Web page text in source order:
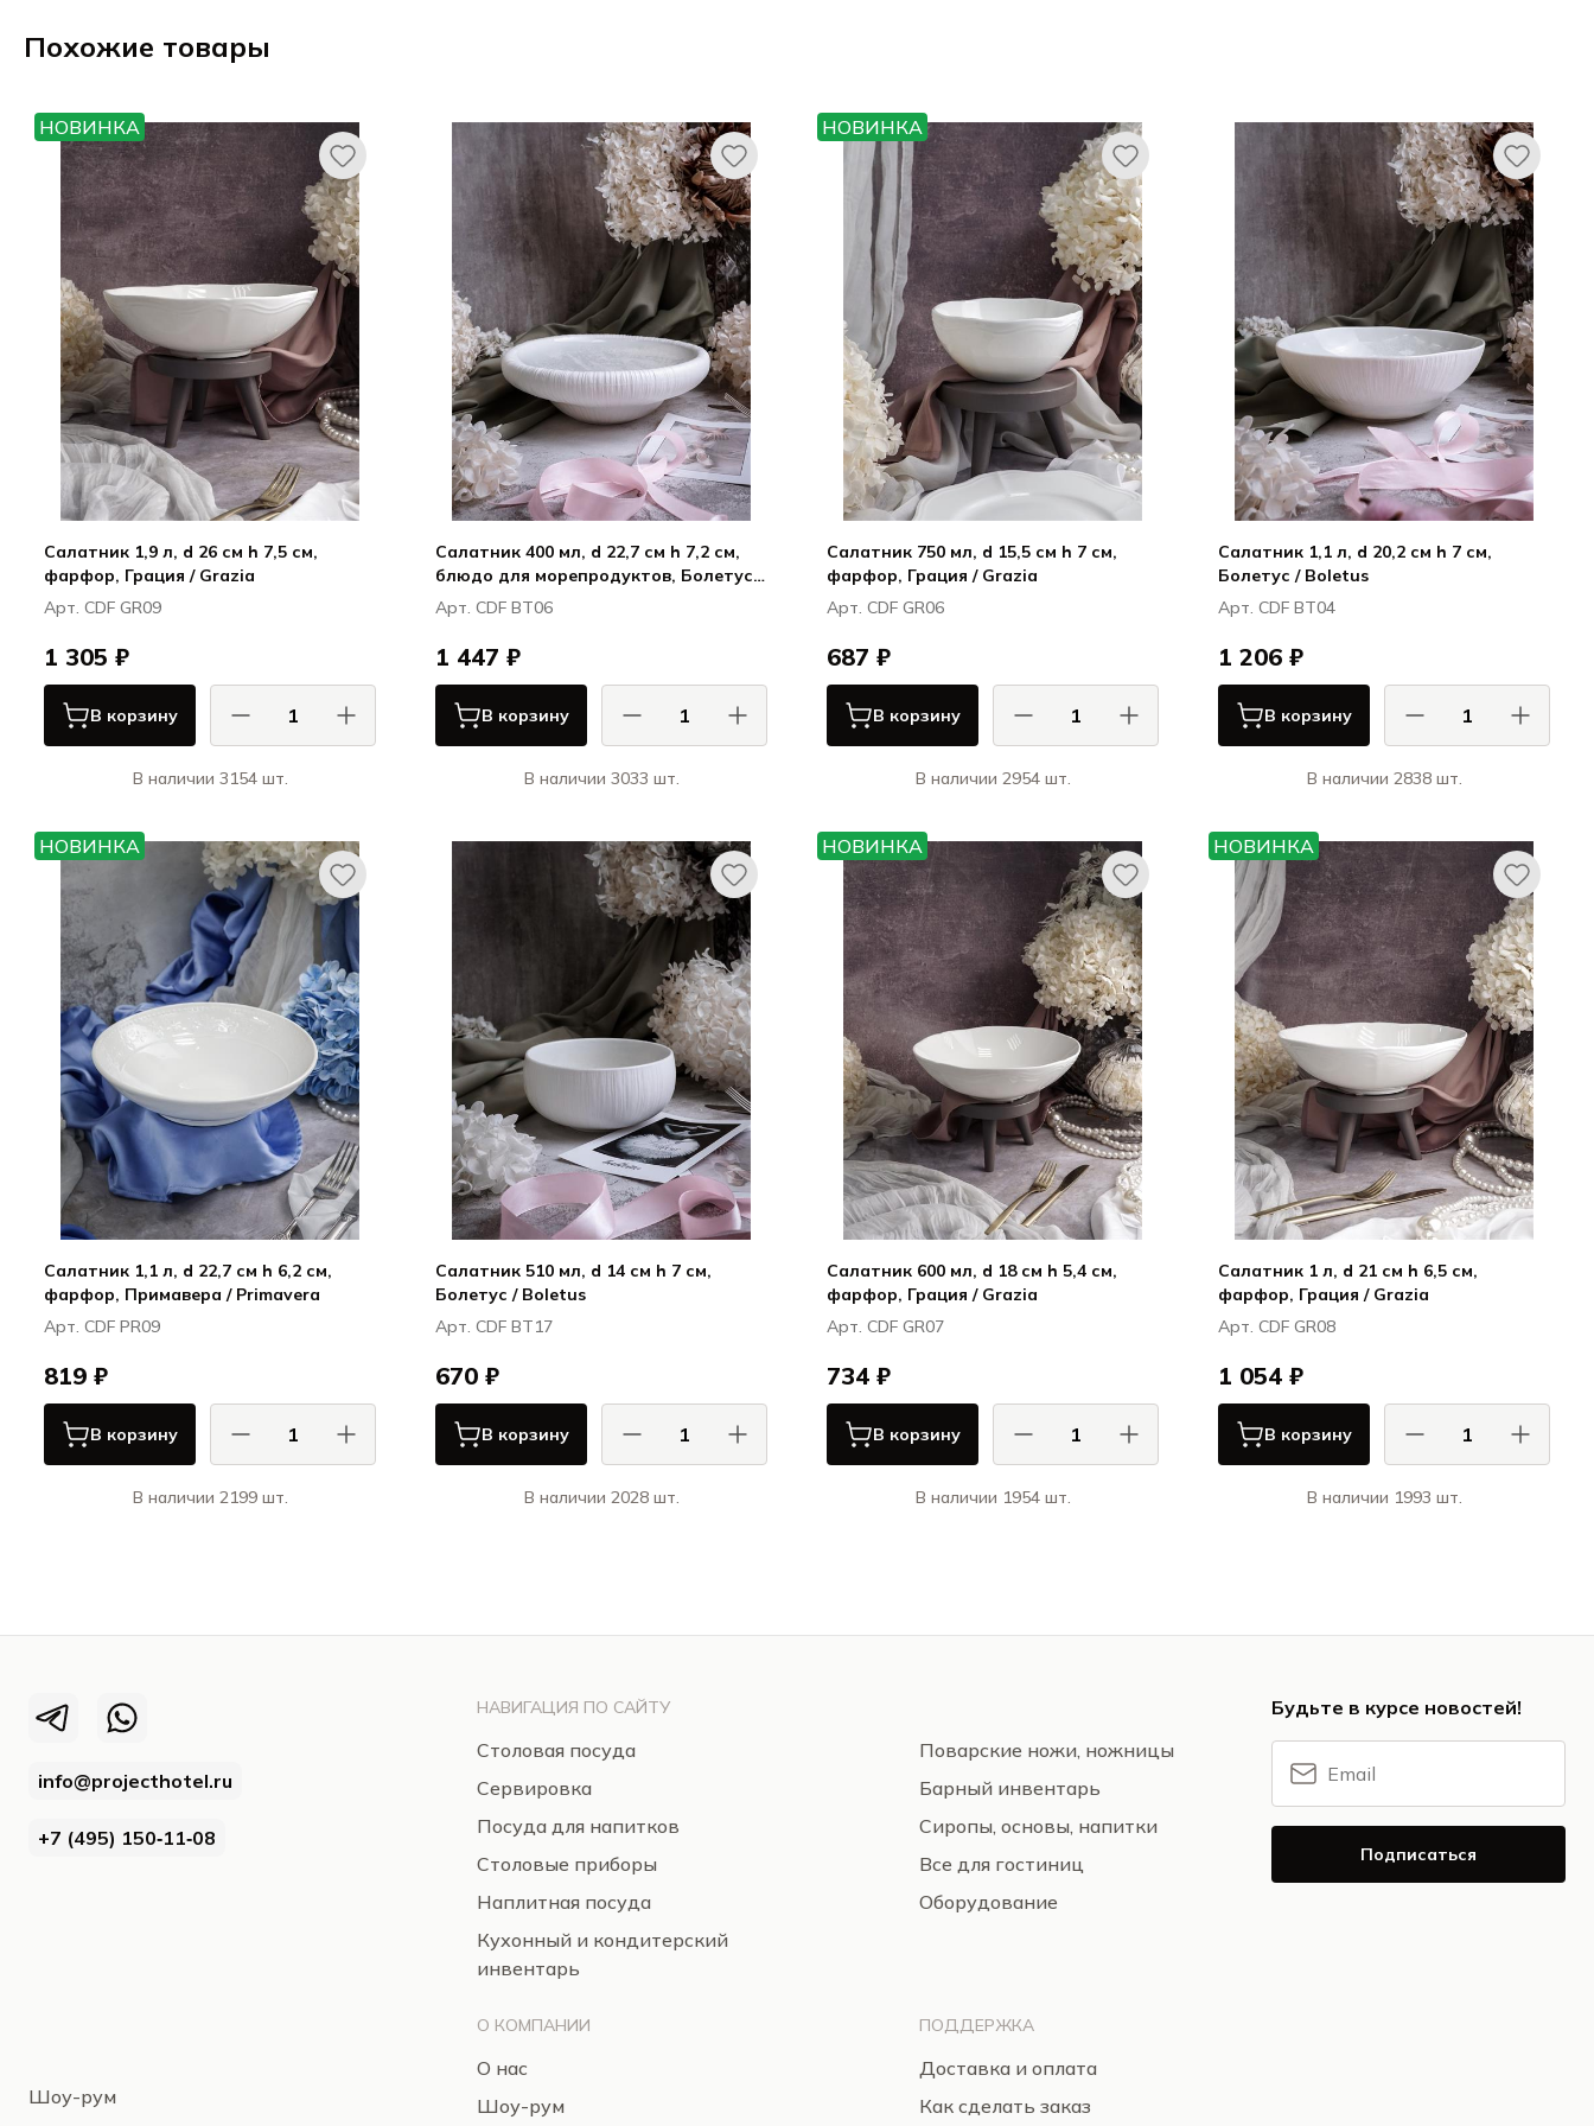
Похожие товары
НОВИНКА
Салатник 1,9 л, d 26 см h 7,5 см,
фарфор, Грация / Grazia
Арт. CDF GR09
1 305 ₽
В корзину
В наличии 3154 шт.
Грация / Grazia
Салатник 400 мл, d 22,7 см h 7,2 см,
блюдо для морепродуктов, Болетус /
Boletus
Арт. CDF BT06
1 447 ₽
В корзину
В наличии 3033 шт.
Болетус / Boletus
НОВИНКА
Салатник 750 мл, d 15,5 см h 7 см,
фарфор, Грация / Grazia
Арт. CDF GR06
687 ₽
В корзину
В наличии 2954 шт.
Грация / Grazia
Салатник 1,1 л, d 20,2 см h 7 см,
Болетус / Boletus
Арт. CDF BT04
1 206 ₽
В корзину
В наличии 2838 шт.
Болетус / Boletus
НОВИНКА
Салатник 1,1 л, d 22,7 см h 6,2 см,
фарфор, Примавера / Primavera
Арт. CDF PR09
819 ₽
В корзину
В наличии 2199 шт.
Салатник 510 мл, d 14 см h 7 см,
Болетус / Boletus
Арт. CDF BT17
670 ₽
В корзину
В наличии 2028 шт.
НОВИНКА
Салатник 600 мл, d 18 см h 5,4 см,
фарфор, Грация / Grazia
Арт. CDF GR07
734 ₽
В корзину
В наличии 1954 шт.
НОВИНКА
Салатник 1 л, d 21 см h 6,5 см,
фарфор, Грация / Grazia
Арт. CDF GR08
1 054 ₽
В корзину
В наличии 1993 шт.
info@projecthotel.ru
+7 (495) 150‑11‑08
Шоу-рум
НАВИГАЦИЯ ПО САЙТУ
Столовая посуда
Сервировка
Посуда для напитков
Столовые приборы
Наплитная посуда
Кухонный и кондитерский
инвентарь
Поварские ножи, ножницы
Барный инвентарь
Сиропы, основы, напитки
Все для гостиниц
Оборудование
О КОМПАНИИ
О нас
Шоу-рум
ПОДДЕРЖКА
Доставка и оплата
Как сделать заказ
Будьте в курсе новостей!
Подписаться